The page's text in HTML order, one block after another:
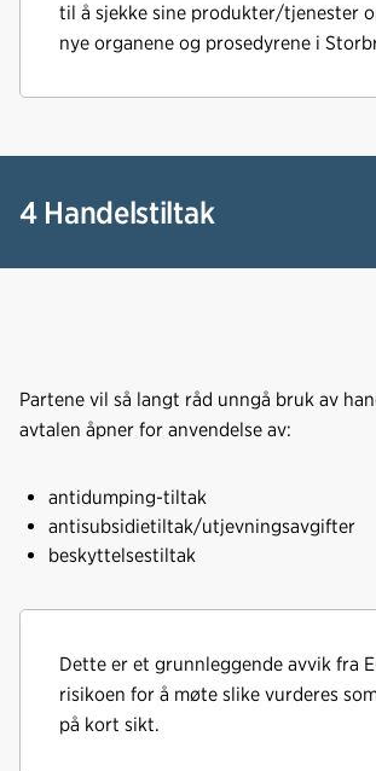
til å sjekke sine produkter/tjenester
nye organene og prosedyrene i
4 Handelstiltak
Partene vil så langt råd unngå bruk av
avtalen åpner for anvendelse av:
antidumping-tiltak
antisubsidietiltak/utjevningsavgifter
beskyttelsestiltak
Dette er et grunnleggende avvik fra
risikoen for å møte slike vurderes
på kort sikt.